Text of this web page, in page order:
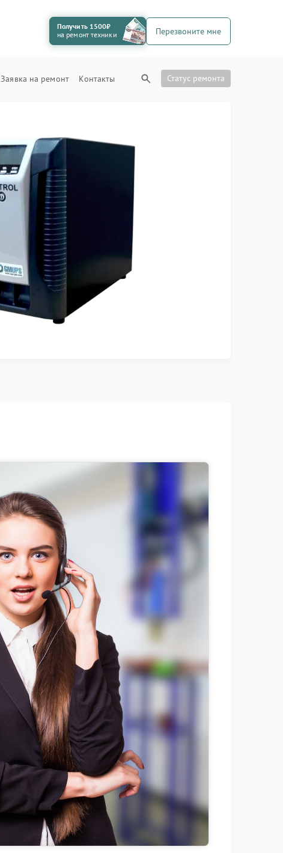
Получить 1500₽
на ремонт техники
Перезвоните мне
Заявка на ремонт Контакты Статус ремонта